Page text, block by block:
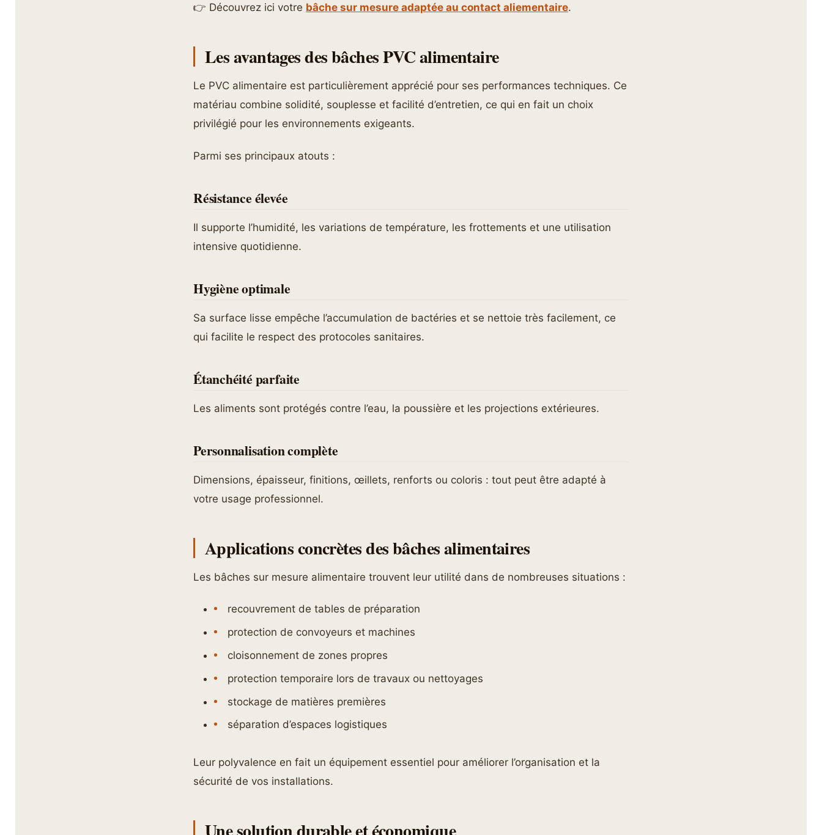
👉 Découvrez ici votre bâche sur mesure adaptée au contact aliementaire.
Les avantages des bâches PVC alimentaire
Le PVC alimentaire est particulièrement apprécié pour ses performances techniques. Ce
matériau combine solidité, souplesse et facilité d’entretien, ce qui en fait un choix
privilégié pour les environnements exigeants.
Parmi ses principaux atouts :
Résistance élevée
Il supporte l’humidité, les variations de température, les frottements et une utilisation
intensive quotidienne.
Hygiène optimale
Sa surface lisse empêche l’accumulation de bactéries et se nettoie très facilement, ce
qui facilite le respect des protocoles sanitaires.
Étanchéité parfaite
Les aliments sont protégés contre l’eau, la poussière et les projections extérieures.
Personnalisation complète
Dimensions, épaisseur, finitions, œillets, renforts ou coloris : tout peut être adapté à
votre usage professionnel.
Applications concrètes des bâches alimentaires
Les bâches sur mesure alimentaire trouvent leur utilité dans de nombreuses situations :
recouvrement de tables de préparation
protection de convoyeurs et machines
cloisonnement de zones propres
protection temporaire lors de travaux ou nettoyages
stockage de matières premières
séparation d’espaces logistiques
Leur polyvalence en fait un équipement essentiel pour améliorer l’organisation et la
sécurité de vos installations.